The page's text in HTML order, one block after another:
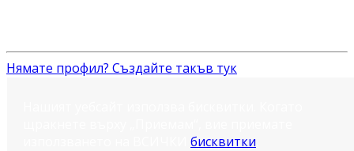
Нямате профил? Създайте такъв тук
бисквитки